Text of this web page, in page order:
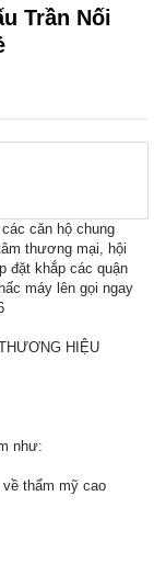
Trần Nối
căn hộ chung
thương mại, hội
đặt khắp các quận
máy lên gọi ngay
HIỆU
như:
thẩm mỹ cao